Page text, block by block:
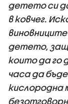
детето си
в ковчег.
детето,
които да го
часа да
кислородна